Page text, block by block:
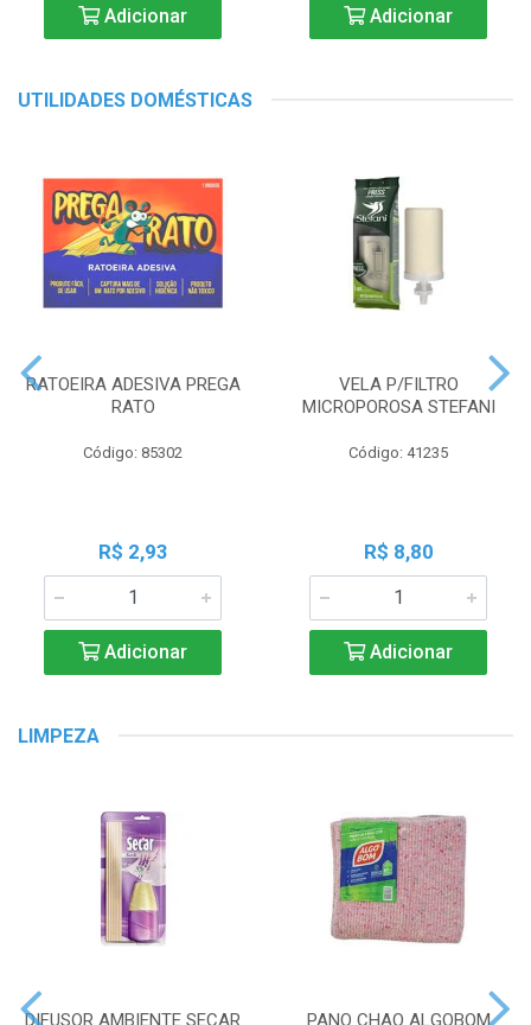
Adicionar Adicionar
UTILIDADES DOMÉSTICAS
RATOEIRA ADESIVA PREGA
RATO
Código: 85302
R$ 2,93
Adicionar
VELA P/FILTRO
MICROPOROSA STEFANI
Código: 41235
R$ 8,80
Adicionar
LIMPEZA
DIFUSOR AMBIENTE SECAR PANO CHAO ALGOBOM